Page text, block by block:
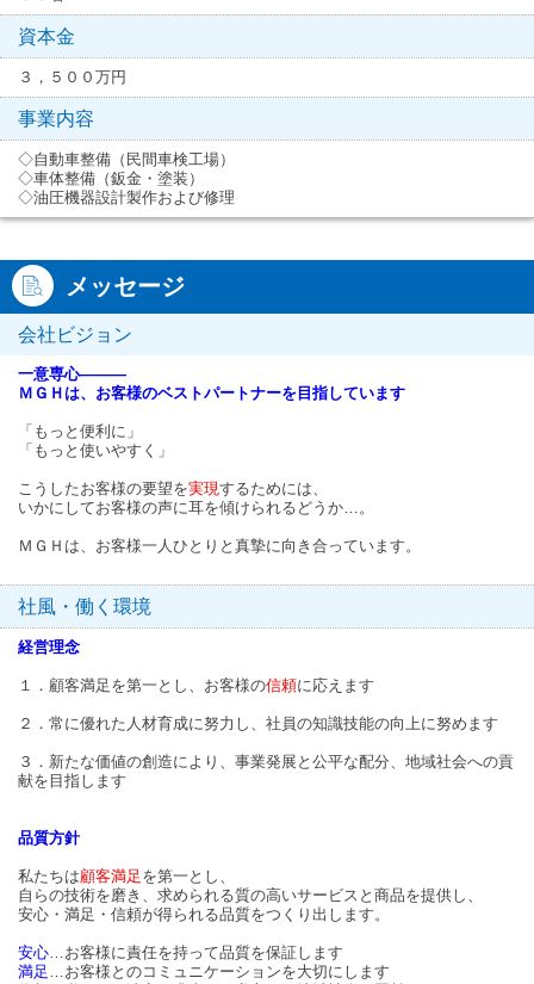
資本金
３，５００万円
事業内容
◇自動車整備（民間車検工場）
◇車体整備（鈑金・塗装）
◇油圧機器設計製作および修理
メッセージ
会社ビジョン
一意専心―――
ＭＧＨは、お客様のベストパートナーを目指しています
「もっと便利に」
「もっと使いやすく」
こうしたお客様の要望を実現するためには、
いかにしてお客様の声に耳を傾けられるどうか…。
ＭＧＨは、お客様一人ひとりと真摯に向き合っています。
社風・働く環境
経営理念
１．顧客満足を第一とし、お客様の信頼に応えます
２．常に優れた人材育成に努力し、社員の知識技能の向上に努めます
３．新たな価値の創造により、事業発展と公平な配分、地域社会への貢
献を目指します
品質方針
私たちは顧客満足 を第一とし、
自らの技術を磨き、求められる質の高いサービスと商品を提供し、
安心・満足・信頼が得られる品質をつくり出します。
安心 …お客様に責任を持って品質を保証します
満足
…お客様とのコミュニケーションを大切にします